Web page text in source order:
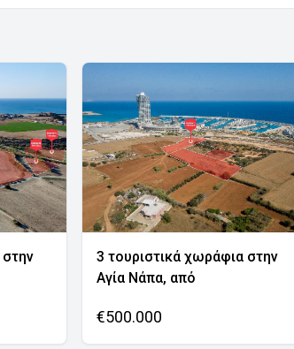
3 τουριστικά χωράφια στην
Αγία Νάπα, από
€500.000